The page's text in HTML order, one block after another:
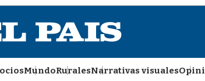
MundoRuralesNarrativas visuales